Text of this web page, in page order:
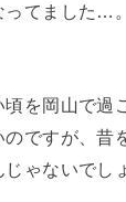
てました…。
を岡山で過
ですが、昔
じゃないでし